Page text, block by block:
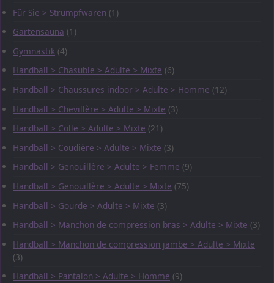
Für Sie > Strumpfwaren (1)
Gartensauna (1)
Gymnastik (4)
Handball > Chasuble > Adulte > Mixte (6)
Handball > Chaussures indoor > Adulte > Homme (12)
Handball > Chevillère > Adulte > Mixte (3)
Handball > Colle > Adulte > Mixte (21)
Handball > Coudière > Adulte > Mixte (3)
Handball > Genouillère > Adulte > Femme (9)
Handball > Genouillère > Adulte > Mixte (75)
Handball > Gourde > Adulte > Mixte (3)
Handball > Manchon de compression bras > Adulte > Mixte (3)
Handball > Manchon de compression jambe > Adulte > Mixte
(3)
Handball > Pantalon > Adulte > Homme (9)